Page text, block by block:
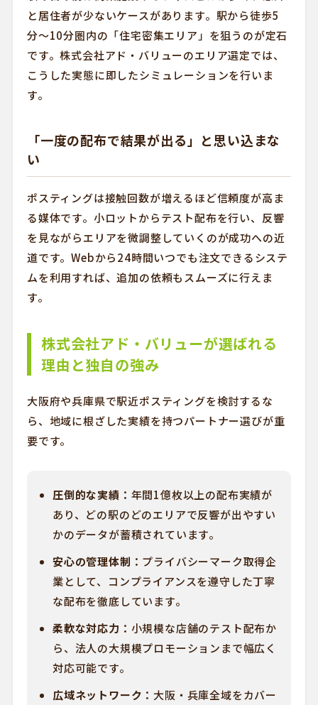
と居住者が少ないケースがあります。駅から徒歩5
分〜10分圏内の「住宅密集エリア」を狙うのが定石
です。株式会社アド・バリューのエリア選定では、
こうした実態に即したシミュレーションを行いま
す。
「一度の配布で結果が出る」と思い込まな
い
ポスティングは接触回数が増えるほど信頼度が高ま
る媒体です。小ロットからテスト配布を行い、反響
を見ながらエリアを微調整していくのが成功への近
道です。Webから24時間いつでも注文できるシステ
ムを利用すれば、追加の依頼もスムーズに行えま
す。
株式会社アド・バリューが選ばれる
理由と独自の強み
大阪府や兵庫県で駅近ポスティングを検討するな
ら、地域に根ざした実績を持つパートナー選びが重
要です。
圧倒的な実績： 年間1億枚以上の配布実績が
あり、どの駅のどのエリアで反響が出やすい
かのデータが蓄積されています。
安心の管理体制： プライバシーマーク取得企
業として、コンプライアンスを遵守した丁寧
な配布を徹底しています。
柔軟な対応力： 小規模な店舗のテスト配布か
ら、法人の大規模プロモーションまで幅広く
対応可能です。
広域ネットワーク： 大阪・兵庫全域をカバー